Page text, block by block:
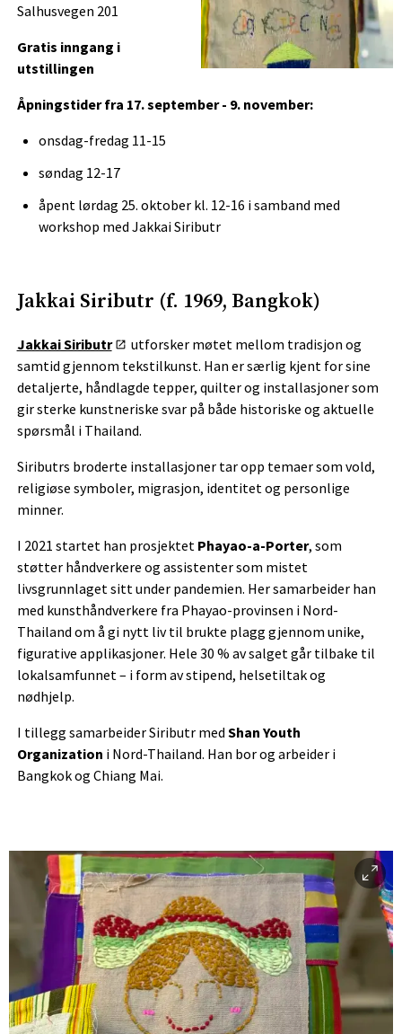
Salhusvegen 201
Gratis inngang i
utstillingen
Åpningstider fra 17. september - 9. november:
onsdag-fredag 11-15
søndag 12-17
åpent lørdag 25. oktober kl. 12-16 i samband med
workshop med Jakkai Siributr
Jakkai Siributr (f. 1969, Bangkok)
Jakkai Siributr
utforsker møtet mellom tradisjon og
samtid gjennom tekstilkunst. Han er særlig kjent for sine
detaljerte, håndlagde tepper, quilter og installasjoner som
gir sterke kunstneriske svar på både historiske og aktuelle
spørsmål i Thailand.
Siributrs broderte installasjoner tar opp temaer som vold,
religiøse symboler, migrasjon, identitet og personlige
minner.
I 2021 startet han prosjektet Phayao-a-Porter, som
støtter håndverkere og assistenter som mistet
livsgrunnlaget sitt under pandemien. Her samarbeider han
med kunsthåndverkere fra Phayao-provinsen i Nord-
Thailand om å gi nytt liv til brukte plagg gjennom unike,
figurative applikasjoner. Hele 30 % av salget går tilbake til
lokalsamfunnet – i form av stipend, helsetiltak og
nødhjelp.
I tillegg samarbeider Siributr med Shan Youth
Organization i Nord-Thailand. Han bor og arbeider i
Bangkok og Chiang Mai.